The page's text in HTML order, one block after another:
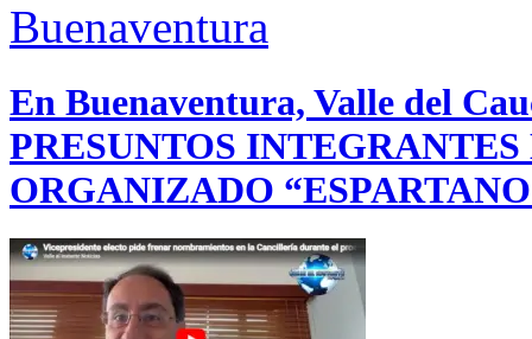
Buenaventura
En Buenaventura, Valle del
PRESUNTOS
ORGANIZADO